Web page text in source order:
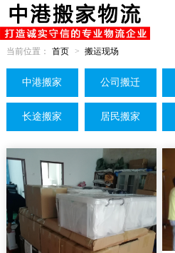
当前位置： 首页 > 搬运现场
中港搬家 公司搬迁
长途搬家 居民搬家